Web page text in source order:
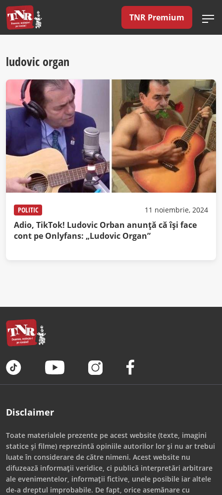
TNR Premium
ludovic organ
POLITIC 11 noiembrie, 2024
Adio, TikTok! Ludovic Orban anunţă că îşi face
cont pe Onlyfans: „Ludovic Organ”
Disclaimer
Toate materialele prezente pe acest website (texte, imagini
statice și filme) reprezintă opiniile autorilor lor și nu ar trebui
luate în considerare de către nimeni. Acest website nu
difuzează informații veridice, ci publică interpretări arbitrare
ale evenimentelor, informații fictive, unele posibile iar altele
de-a dreptul improbabile. De fapt, orice asemănare cu